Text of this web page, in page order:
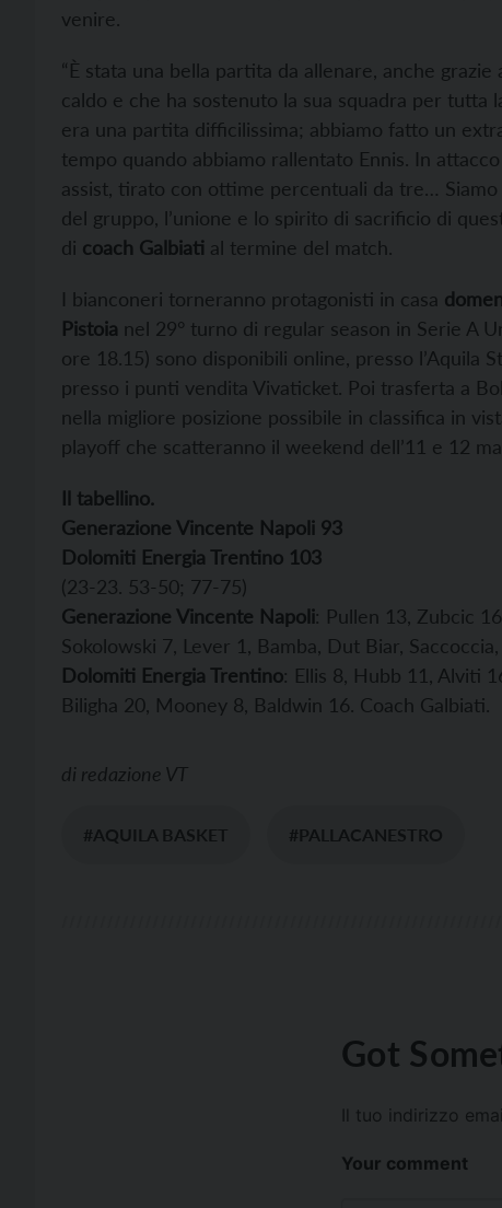
venire.
“È stata una bella partita da allenare, anche
caldo e che ha sostenuto la sua squadra per tutta
era una partita difficilissima; abbiamo fatto un
tempo quando abbiamo rallentato Ennis. In
assist, tirato con ottime percentuali da tre…
del gruppo, l’unione e lo spirito di sacrificio di
di coach Galbiati al termine del match.
I bianconeri torneranno protagonisti in casa
Pistoia nel 29° turno di regular season in Serie A
ore 18.15) sono disponibili online, presso l’Aquila
presso i punti vendita Vivaticket. Poi trasferta a
nella migliore posizione possibile in classifica in
playoff che scatteranno il weekend dell’11 e 12
Il tabellino.
Generazione Vincente Napoli 93
Dolomiti Energia Trentino 103
(23-23. 53-50; 77-75)
Generazione Vincente Napoli: Pullen 13, Zubcic
Sokolowski 7, Lever 1, Bamba, Dut Biar,
Dolomiti Energia Trentino: Ellis 8, Hubb 11, Alviti
Biligha 20, Mooney 8, Baldwin 16. Coach Galbiati.
di redazione VT
#AQUILA BASKET #PALLACANESTRO
Got
Il tuo indirizzo
Your comment